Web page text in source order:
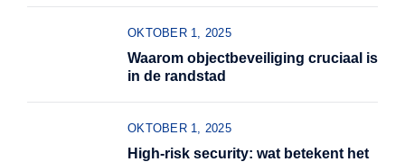
Waarom objectbeveiliging cruciaal is
in de randstad
OKTOBER 1, 2025
High-risk security: wat betekent het
OKTOBER 1, 2025